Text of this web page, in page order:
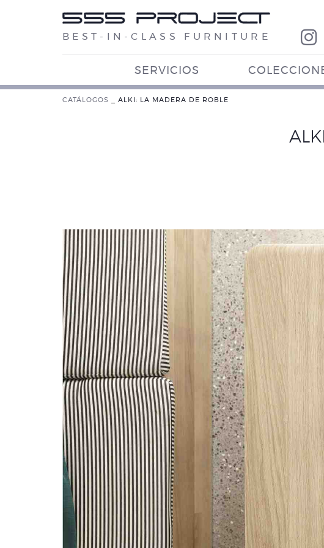
BEST-IN-CLASS FURNITURE
SERVICIOS
CATÁLOGOS ALKI: LA MADERA DE ROBLE